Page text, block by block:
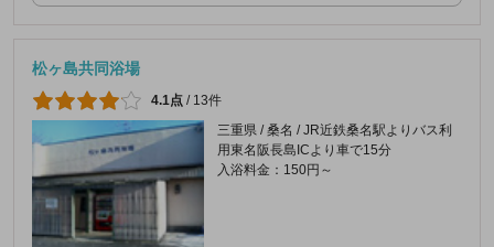
松ヶ島共同浴場
4.1点 / 13件
三重県 / 桑名 / JR近鉄桑名駅よりバス利
用東名阪長島ICより車で15分
入浴料金：150円～